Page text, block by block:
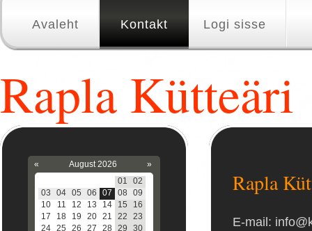
Avaleht Kontakt Logi sisse
Rapla Kütteäri
« August 2026
»
01
02
03
04 05 06 07 08
09
10
11 12 13 14 15
16
17
18 19 20 21 22
23
24 25 26 27 28 29
30
Rapla
E-mail: